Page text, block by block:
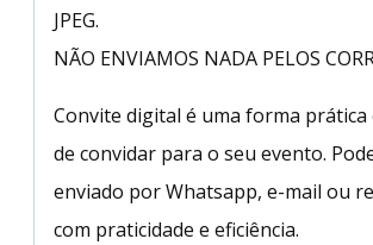
JPEG.
NÃO ENVIAMOS NADA PELOS
Convite digital é uma forma prática
de convidar para o seu evento.
enviado por Whatsapp, e-mail ou
com praticidade e eficiência.